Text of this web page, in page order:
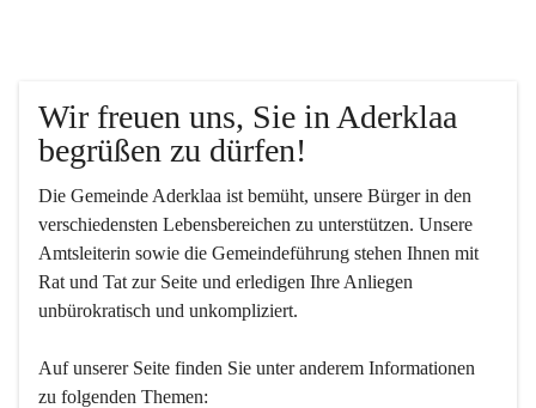
Wir freuen uns, Sie in Aderklaa
begrüßen zu dürfen!
Die Gemeinde Aderklaa ist bemüht, unsere Bürger in den
verschiedensten Lebensbereichen zu unterstützen. Unsere
Amtsleiterin sowie die Gemeindeführung stehen Ihnen mit
Rat und Tat zur Seite und erledigen Ihre Anliegen
unbürokratisch und unkompliziert.
Auf unserer Seite finden Sie un­ter an­de­rem Informationen
zu folgenden Themen: